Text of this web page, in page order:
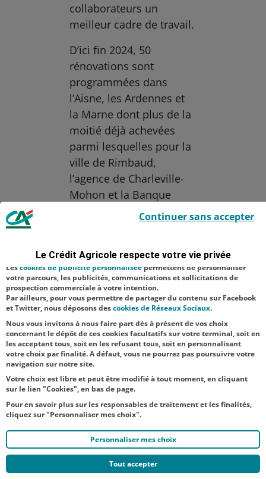
collaborateurs un
meilleur cadre de travail.
D’ici fin 2024, 50
rénovations sont
programmées dans
l’Aisne, les Ardennes et
la Marne dont plus de la
moitié déjà achevées
parmi lesquelles pour la
ville de Rimbaud,
l’agence de Charleville-
Mohon et la Banque
Banque Privée
Proximité
NOS
ACTUALITÉS
TOUTES NOS ACTUALITÉS
Le Crédit Agricole respecte votre vie privée
indispensables car utilisés à des fins de bon fonctionnement et de
sécurité ; d’autres sont facultatifs. Les
satisfaction facultatifs.
Lescookies de publicité personnalisée permettent de personnaliser
votre parcours, les publicités, communications et sollicitations de
prospection commerciale à votre intention.
Par ailleurs, pour vous permettre de partager du contenu sur Facebook
et Twitter, nous déposons descookies de Réseaux Sociaux.
Nous vous invitons à nous faire part dès à présent de vos choix
concernant le dépôt de ces cookies facultatifs sur votre terminal, soit en
les acceptant tous, soit en les refusant tous, soit en personnalisant
votre choix par finalité. A défaut, vous ne pourrez pas poursuivre votre
navigation sur notre site.
Votre choix est libre et peut être modifié à tout moment, en cliquant
sur le lien "Cookies", en bas de page.
Pour en savoir plus sur les responsables de traitement et les finalités,
cliquez sur "Personnaliser mes choix".
Personnaliser mes choix
Tout accepter
Continuer sans accepter